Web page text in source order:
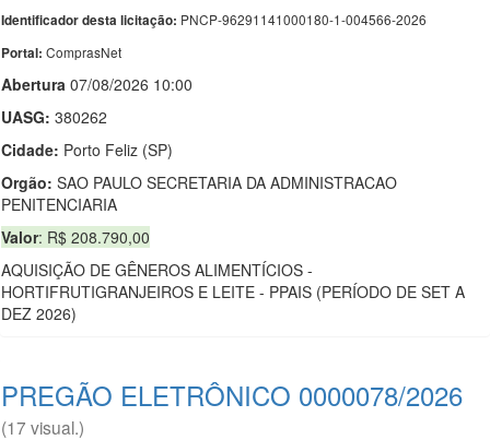
Identificador desta licitação: PNCP-96291141000180-1-004566-2026
Portal: ComprasNet
Abertura 07/08/2026 10:00
UASG: 380262
Cidade: Porto Feliz (SP)
Orgão: SAO PAULO SECRETARIA DA ADMINISTRACAO
PENITENCIARIA
Valor: R$ 208.790,00
AQUISIÇÃO DE GÊNEROS ALIMENTÍCIOS -
HORTIFRUTIGRANJEIROS E LEITE - PPAIS (PERÍODO DE SET A
DEZ 2026)
PREGÃO ELETRÔNICO 0000078/2026
(17 visual.)